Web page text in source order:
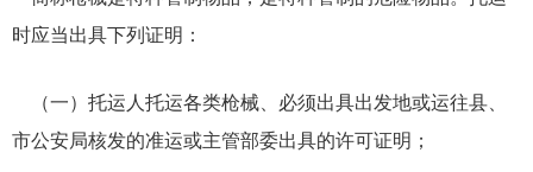
时应当出具下列证明：
（一）托运人托运各类枪械、必须出具出发地或运往县、
市公安局核发的准运或主管部委出具的许可证明；